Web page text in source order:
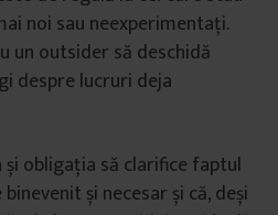
noi sau neexperimentați.
un outsider să deschidă
despre lucruri deja
obligația să clarifice faptul
și necesar și că, deși